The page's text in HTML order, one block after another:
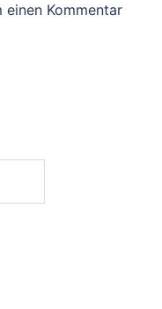
einen Kommentar